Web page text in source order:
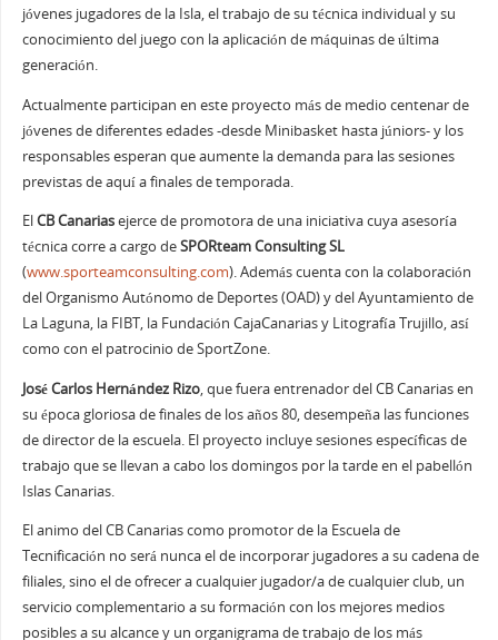
jóvenes jugadores de la Isla, el trabajo de su técnica individual y su
conocimiento del juego con la aplicación de máquinas de última
generación.
Actualmente participan en este proyecto más de medio centenar de
jóvenes de diferentes edades -desde Minibasket hasta júniors- y los
responsables esperan que aumente la demanda para las sesiones
previstas de aquí a finales de temporada.
ElCB Canariasejerce de promotora de una iniciativa cuya asesoría
técnica corre a cargo deSPORteam Consulting SL
(www.sporteamconsulting.com). Además cuenta con la colaboración
del Organismo Autónomo de Deportes (OAD) y del Ayuntamiento de
La Laguna, la FIBT, la Fundación CajaCanarias y Litografía Trujillo, así
como con el patrocinio de SportZone.
José Carlos Hernández Rizo, que fuera entrenador del CB Canarias en
su época gloriosa de finales de los años 80, desempeña las funciones
de director de la escuela. El proyecto incluye sesiones específicas de
trabajo que se llevan a cabo los domingos por la tarde en el pabellón
Islas Canarias.
El animo del CB Canarias como promotor de la Escuela de
Tecnificación no será nunca el de incorporar jugadores a su cadena de
filiales, sino el de ofrecer a cualquier jugador/a de cualquier club, un
servicio complementario a su formación con los mejores medios
posibles a su alcance y un organigrama de trabajo de los más